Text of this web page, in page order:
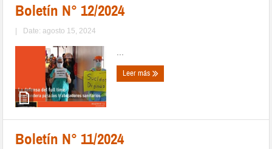
Boletín N° 12/2024
| Date: agosto 15, 2024
Leer más
Boletín N° 11/2024